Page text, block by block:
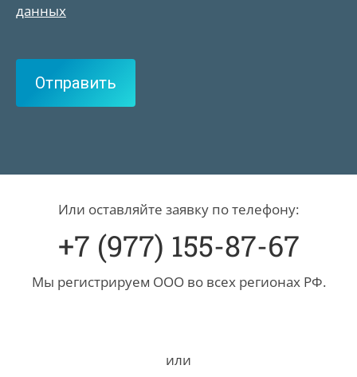
данных
Или оставляйте заявку по телефону:
+7 (977) 155-87-67
Мы регистрируем ООО во всех регионах РФ.
или